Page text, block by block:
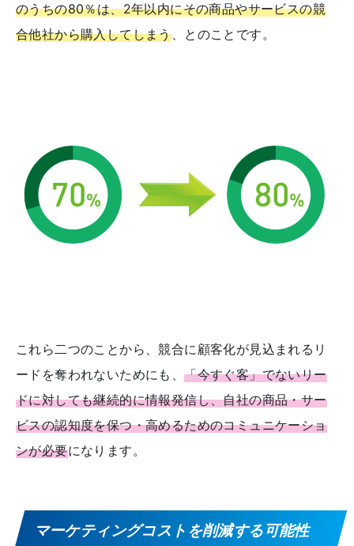
のうちの80％は、2年以内にその商品やサービスの競
合他社から購入してしまう、とのことです。
これら二つのことから、競合に顧客化が見込まれるリ
ードを奪われないためにも、「今すぐ客」でないリー
ドに対しても継続的に情報発信し、自社の商品・サー
ビスの認知度を保つ・高めるためのコミュニケーショ
ンが必要になります。
マーケティングコストを削減する可能性